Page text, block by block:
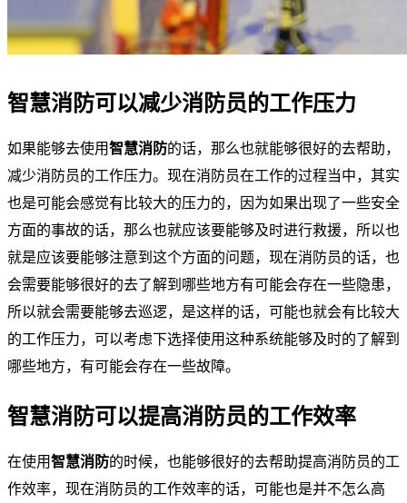
智慧消防可以减少消防员的工作压力
如果能够去使用智慧消防的话，那么也就能够很好的去帮助，
减少消防员的工作压力。现在消防员在工作的过程当中，其实
也是可能会感觉有比较大的压力的，因为如果出现了一些安全
方面的事故的话，那么也就应该要能够及时进行救援，所以也
就是应该要能够注意到这个方面的问题，现在消防员的话，也
会需要能够很好的去了解到哪些地方有可能会存在一些隐患，
所以就会需要能够去巡逻，是这样的话，可能也就会有比较大
的工作压力，可以考虑下选择使用这种系统能够及时的了解到
哪些地方，有可能会存在一些故障。
智慧消防可以提高消防员的工作效率
在使用智慧消防的时候，也能够很好的去帮助提高消防员的工
作效率，现在消防员的工作效率的话，可能也是并不怎么高